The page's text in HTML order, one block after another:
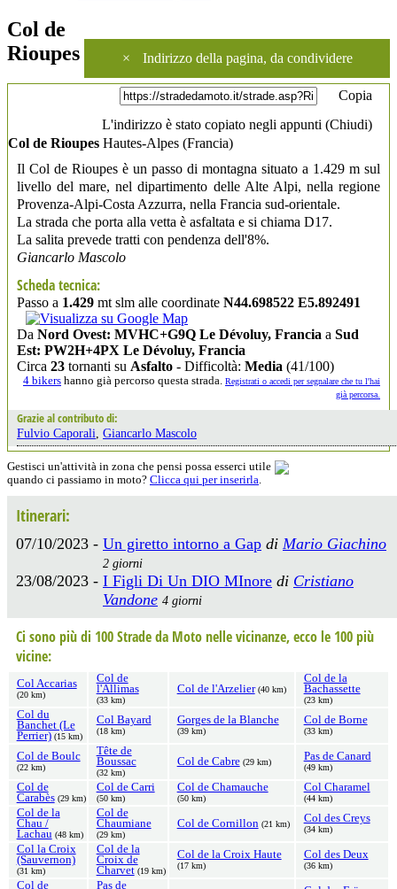
× Indirizzo della pagina, da condividere
Copia
L'indirizzo è stato copiato negli appunti (Chiudi)
Col de
Rioupes
Col de Rioupes Hautes-Alpes (Francia)
Il Col de Rioupes è un passo di montagna situato a 1.429 m sul
livello del mare, nel dipartimento delle Alte Alpi, nella regione
Provenza-Alpi-Costa Azzurra, nella Francia sud-orientale.
La strada che porta alla vetta è asfaltata e si chiama D17.
La salita prevede tratti con pendenza dell'8%.
Giancarlo Mascolo
Scheda tecnica:
Passo a 1.429 mt slm alle coordinate N44.698522 E5.892491
Da Nord Ovest: MVHC+G9Q Le Dévoluy, Francia a Sud
Est: PW2H+4PX Le Dévoluy, Francia
Circa 23 tornanti su Asfalto - Difficoltà: Media (41/100)
4 bikers hanno già percorso questa strada. Registrati o accedi per segnalare che tu l'hai
già percorsa.
Grazie al contributo di:
Fulvio Caporali Giancarlo Mascolo
Gestisci un'attività in zona che pensi possa esserci utile
quando ci passiamo in moto? Clicca qui per inserirla.
Itinerari:
07/10/2023 - Un giretto intorno a Gap di Mario Giachino
2 giorni
23/08/2023 - I Figli Di Un DIO MInore di Cristiano
Vandone 4 giorni
Ci sono più di 100 Strade da Moto nelle vicinanze, ecco le 100 più
vicine:
Col Accarias
(20 km)
Col de
l'Allimas
(33 km)
Col de l'Arzelier (40 km)
Col de la
Bachassette
(23 km)
Col du
Banchet (Le
Perrier) (15 km)
Col Bayard
(18 km)
Gorges de la Blanche
(39 km)
Col de Borne
(33 km)
Col de Boulc
(22 km)
Tête de
Boussac
(32 km)
Col de Cabre (29 km) Pas de Canard
(49 km)
Col de
Carabès (29 km)
Col de Carri
(50 km)
Col de Chamauche
(50 km)
Col Charamel
(44 km)
Col de la
Chau /
Lachau (48 km)
Col de
Chaumiane
(29 km)
Col de Cornillon (21 km) Col des Creys
(34 km)
Col la Croix
(Sauvernon)
(31 km)
Col de la
Croix de
Charvet (19 km)
Col de la Croix Haute
(17 km)
Col des Deux
(36 km)
Col de Pas de